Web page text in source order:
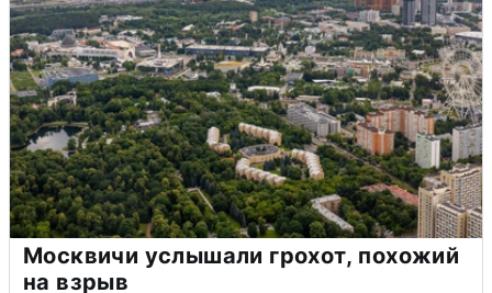
Москвичи услышали грохот, похожий
на взрыв